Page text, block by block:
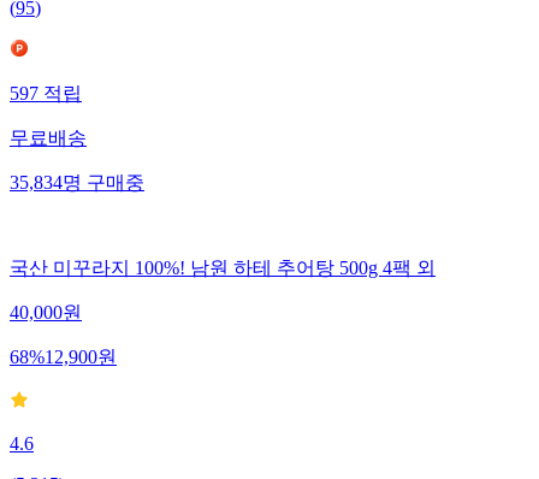
(95)
597적립
무료배송
35,834명구매중
국산 미꾸라지 100%! 남원 하테 추어탕 500g 4팩 외
40,000원
68%12,900원
4.6